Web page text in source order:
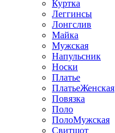
Куртка
Леггинсы
Лонгслив
Майка
Мужская
Напульсник
Носки
Платье
ПлатьеЖенская
Повязка
Поло
ПолоМужская
Свитшот